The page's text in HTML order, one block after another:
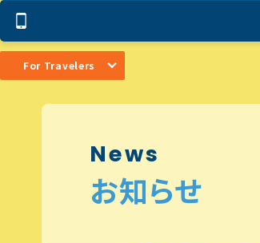
For Travelers
News
お知らせ